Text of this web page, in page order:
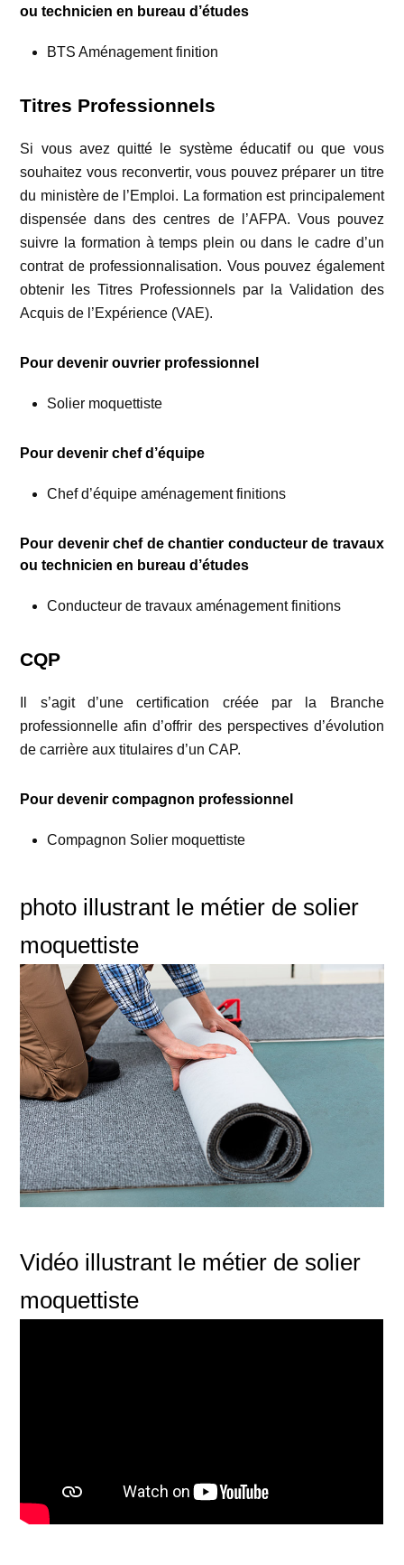
ou technicien en bureau d’études
BTS Aménagement finition
Titres Professionnels
Si vous avez quitté le système éducatif ou que vous
souhaitez vous reconvertir, vous pouvez préparer un titre
du ministère de l’Emploi. La formation est principalement
dispensée dans des centres de l’AFPA. Vous pouvez
suivre la formation à temps plein ou dans le cadre d’un
contrat de professionnalisation. Vous pouvez également
obtenir les Titres Professionnels par la Validation des
Acquis de l’Expérience (VAE).
Pour devenir ouvrier professionnel
Solier moquettiste
Pour devenir chef d’équipe
Chef d’équipe aménagement finitions
Pour devenir chef de chantier conducteur de travaux
ou technicien en bureau d’études
Conducteur de travaux aménagement finitions
CQP
Il s’agit d’une certification créée par la Branche
professionnelle afin d’offrir des perspectives d’évolution
de carrière aux titulaires d’un CAP.
Pour devenir compagnon professionnel
Compagnon Solier moquettiste
photo illustrant le métier de solier
moquettiste
Vidéo illustrant le métier de solier
moquettiste